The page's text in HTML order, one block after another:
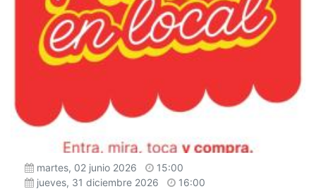
martes, 02 junio 2026
15:00
jueves, 31 diciembre 2026
16:00